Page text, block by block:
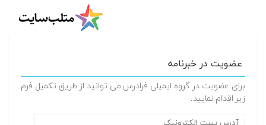
عضویت در خبرنامه
برای عضویت در گروه ایمیلی فرادرس می توانید از طریق تکمیل فرم
زیر اقدام نمایید.